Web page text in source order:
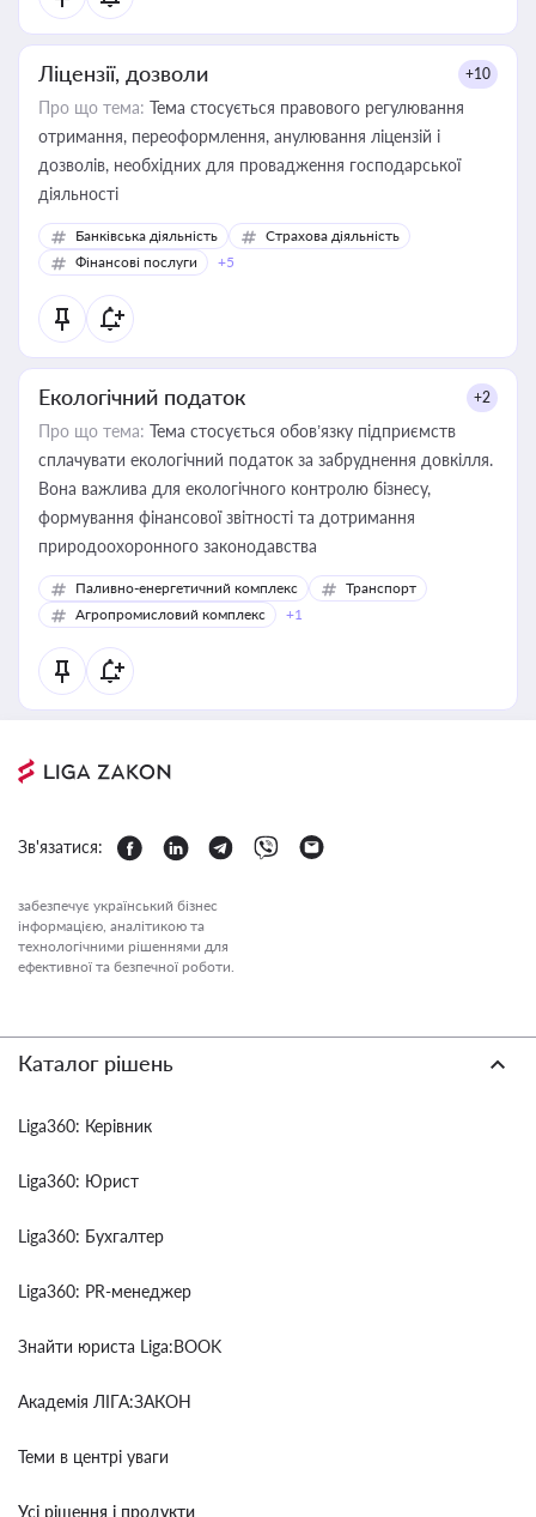
Ліцензії, дозволи +10
Про що тема: Тема стосується правового регулювання
отримання, переоформлення, анулювання ліцензій і
дозволів, необхідних для провадження господарської
діяльності
Банківська діяльність
Страхова діяльність
Фінансові послуги
+5
Екологічний податок +2
Про що тема: Тема стосується обов’язку підприємств
сплачувати екологічний податок за забруднення довкілля.
Вона важлива для екологічного контролю бізнесу,
формування фінансової звітності та дотримання
природоохоронного законодавства
Паливно-енергетичний комплекс
Транспорт
Агропромисловий комплекс
+1
Зв'язатися:
забезпечує український бізнес
інформацією, аналітикою та
технологічними рішеннями для
ефективної та безпечної роботи.
Каталог рішень
Liga360: Керівник
Liga360: Юрист
Liga360: Бухгалтер
Liga360: PR-менеджер
Знайти юриста Liga:BOOK
Академія ЛІГА:ЗАКОН
Теми в центрі уваги
Усі рішення і продукти